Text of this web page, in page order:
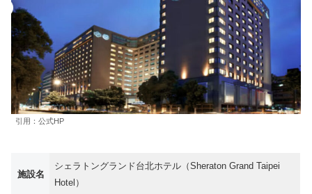
引用：公式HP
施設名
シェラトングランド台北ホテル（Sheraton Grand Taipei
Hotel）